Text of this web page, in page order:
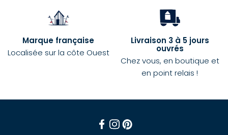
Marque française
Localisée sur la côte Ouest
Livraison 3 à 5 jours
ouvrés
Chez vous, en boutique et
en point relais !